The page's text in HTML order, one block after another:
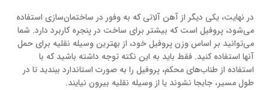
در نهایت، یکی دیگر از آهن آلاتی که به وفور در ساختمان‌سازی استفاده
می‌شود، پروفیل است که بیشتر برای ساخت در پنجره کاربرد دارد. شما
می‌توانید بر اساس وزن پروفیل خود، از بهترین وسیله نقلیه برای حمل
آنها استفاده کنید. فقط باید به این نکته توجه داشته باشید که با
استفاده از طناب‌های محکم، پروفیل را به صورت استاندارد ببندید تا در
طول مسیر، جابجا نشوند یا از وسیله نقلیه بیرون نیایند.